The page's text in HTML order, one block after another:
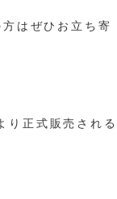
はぜひお立ち寄
り正式販売される